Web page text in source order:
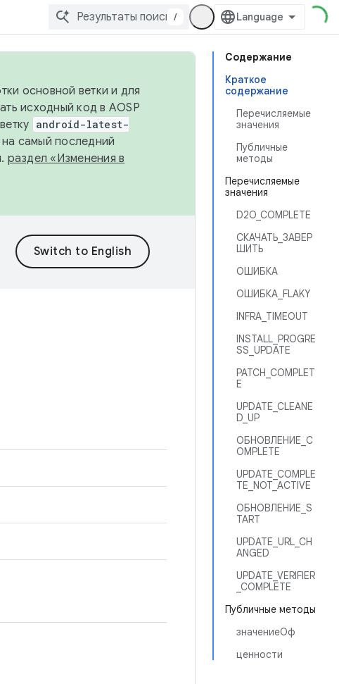
/
Содержание
Краткое
содержание
Перечисляемые
значения
Публичные
методы
Перечисляемые
значения
D2O_COMPLETE
СКАЧАТЬ_ЗАВЕР
ШИТЬ
ОШИБКА
ОШИБКА_FLAKY
INFRA_TIMEOUT
INSTALL_PROGRE
SS_UPDATE
PATCH_COMPLET
E
UPDATE_CLEANE
D_UP
ОБНОВЛЕНИЕ_C
OMPLETE
UPDATE_COMPLE
TE_NOT_ACTIVE
ОБНОВЛЕНИЕ_S
TART
UPDATE_URL_CH
ANGED
UPDATE_VERIFIER
_COMPLETE
Публичные методы
значениеОф
ценности
основной ветки и для
исходный код в AOSP
android-latest-
самый последний
раздел «Изменения в